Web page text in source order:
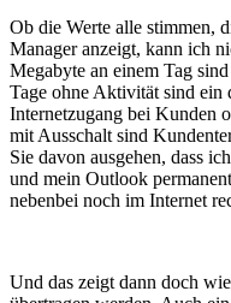
Ob die Werte alle stimmen,
Manager anzeigt, kann ich
Megabyte an einem Tag
Tage ohne Aktivität sind ein
Internetzugang bei Kunden
mit Ausschalt sind
Sie davon ausgehen, dass
und mein Outlook
nebenbei noch im Internet
Und das zeigt dann doch